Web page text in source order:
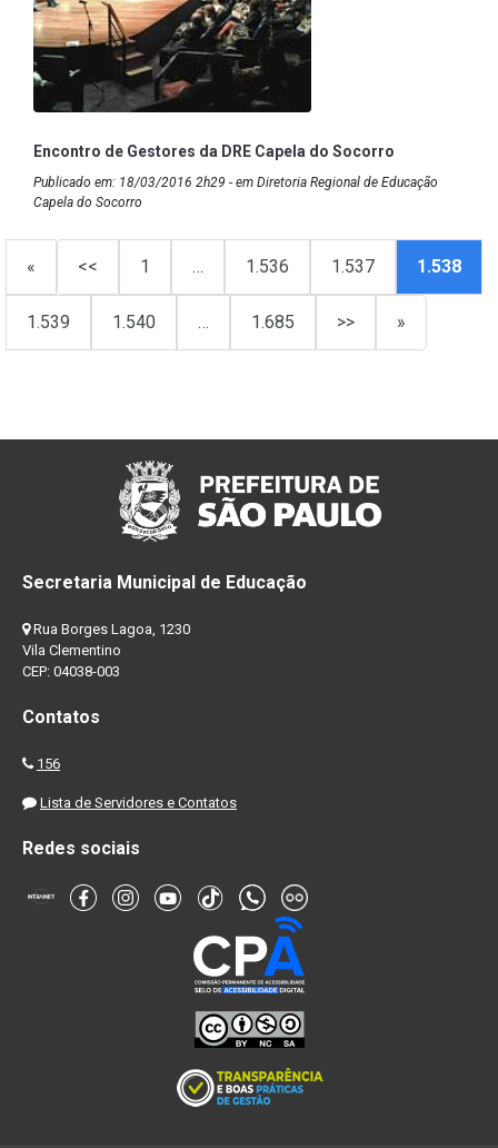
Encontro de Gestores da DRE Capela do Socorro
Publicado em: 18/03/2016 2h29 - em Diretoria Regional de Educação
Capela do Socorro
« << 1 … 1.536 1.537 1.538
1.539 1.540 … 1.685 >> »
Secretaria Municipal de Educação
Rua Borges Lagoa, 1230
Vila Clementino
CEP: 04038-003
Contatos
156
Lista de Servidores e Contatos
Redes sociais